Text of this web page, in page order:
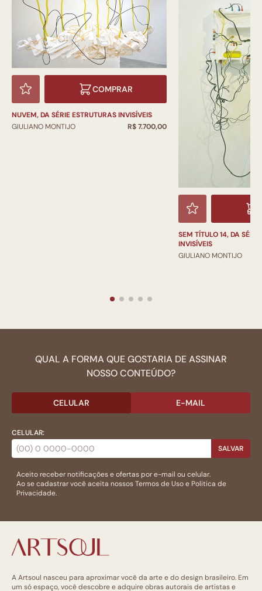
COMPRAR
NUVEM, DA SÉRIE ESTRUTURAS INVISÍVEIS
GIULIANO MONTIJO
R$ 7.700,00
SEM TÍTULO 14, DA
INVISÍVEIS
GIULIANO MONTIJO
QUAL A FORMA QUE GOSTARIA DE ASSINAR
NOSSO CONTEÚDO?
CELULAR E-MAIL
CELULAR:
SALVAR
Aceito receber notificações e ofertas por e-mail ou celular.
Ao se cadastrar você aceita nossosTermos de Usoe Politica de
Privacidade.
A Artsoul nasceu para aproximar você da arte e do design brasileiro. Em
um só espaço, você descobre e adquire obras autorais de artistas e